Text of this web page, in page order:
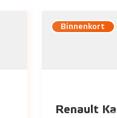
Binnenkort
Renault